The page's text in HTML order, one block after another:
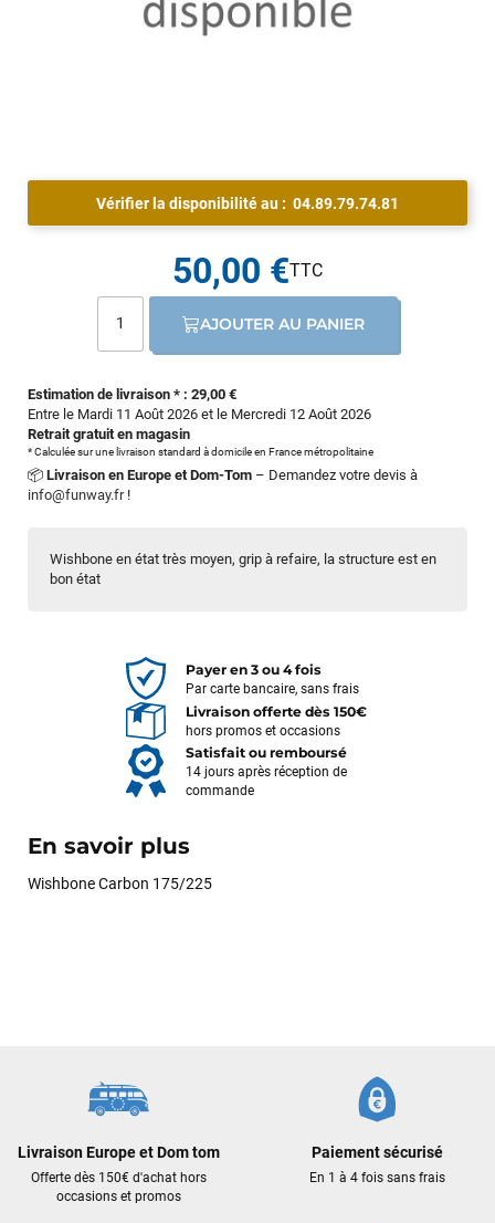
Wishbone en état très moyen, grip à refaire, la structure est en
bon état
Vérifier la disponibilité au : 04.89.79.74.81
Estimation de livraison * : 29,00 €
Entre le Mardi 11 Août 2026 et le Mercredi 12 Août 2026
Retrait gratuit en magasin
* Calculée sur une livraison standard à domicile en France métropolitaine
📦 Livraison en Europe et Dom-Tom – Demandez votre devis à
info@funway.fr!
50,00 €
AJOUTER AU PANIER
Payer en 3 ou 4 fois
Par carte bancaire, sans frais
Livraison offerte dès 150€
hors promos et occasions
Satisfait ou remboursé
14 jours après réception de
commande
En savoir plus
Wishbone Carbon 175/225
Livraison Europe et Dom tom
Offerte dès 150€ d'achat hors
occasions et promos
Paiement sécurisé
En 1 à 4 fois sans frais
le lendemain, et j’ai bien reçu tout le matériel dans un colis
propre et soigné. Plus qu’à tester ça sur l’eau ! Je
professionnalisme et sa réactivité.